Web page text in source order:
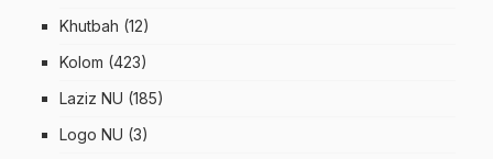
Khutbah (12)
Kolom (423)
Laziz NU (185)
Logo NU (3)